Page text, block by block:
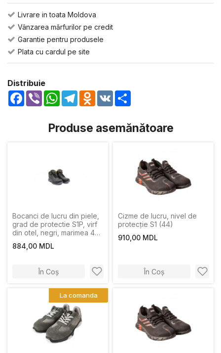
Livrare in toata Moldova
Vânzarea mărfurilor pe credit
Garantie pentru produsele
Plata cu cardul pe site
Distribuie
Facebook
Viber WhatsApp
TelegramOdnoklassniki
VK
Produse asemănătoare
Bocanci de lucru din piele,
grad de protectie S1P, virf
din otel, negri, marimea 42
884,00 MDL
În Coș
Cizme de lucru, nivel de
protecție S1 (44)
910,00 MDL
În Coș
La comanda